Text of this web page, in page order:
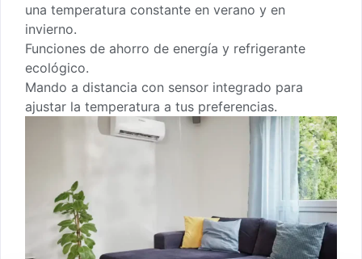
una temperatura constante en verano y en
invierno.
Funciones de ahorro de energía y refrigerante
ecológico.
Mando a distancia con sensor integrado para
ajustar la temperatura a tus preferencias.